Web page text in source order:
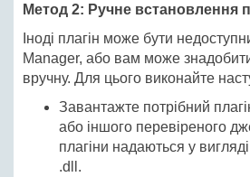
Метод 2: Ручне встановлення
Іноді плагін може бути
Manager, або вам може
вручну. Для цього виконайте
Завантажте потрібний
або іншого перевіреного
плагіни надаються у
.dll.